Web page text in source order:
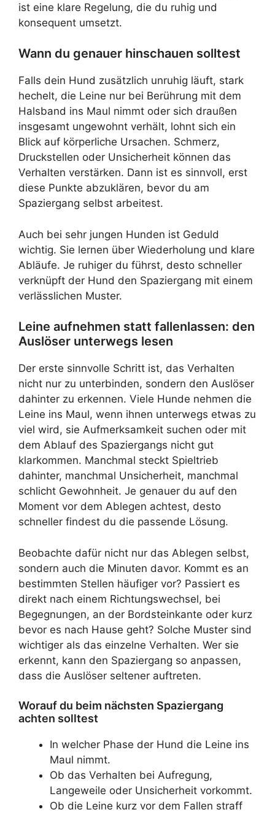
ist eine klare Regelung, die du ruhig und
konsequent umsetzt.
Wann du genauer hinschauen solltest
Falls dein Hund zusätzlich unruhig läuft, stark
hechelt, die Leine nur bei Berührung mit dem
Halsband ins Maul nimmt oder sich draußen
insgesamt ungewohnt verhält, lohnt sich ein
Blick auf körperliche Ursachen. Schmerz,
Druckstellen oder Unsicherheit können das
Verhalten verstärken. Dann ist es sinnvoll, erst
diese Punkte abzuklären, bevor du am
Spaziergang selbst arbeitest.
Auch bei sehr jungen Hunden ist Geduld
wichtig. Sie lernen über Wiederholung und klare
Abläufe. Je ruhiger du führst, desto schneller
verknüpft der Hund den Spaziergang mit einem
verlässlichen Muster.
Leine aufnehmen statt fallenlassen: den
Auslöser unterwegs lesen
Der erste sinnvolle Schritt ist, das Verhalten
nicht nur zu unterbinden, sondern den Auslöser
dahinter zu erkennen. Viele Hunde nehmen die
Leine ins Maul, wenn ihnen unterwegs etwas zu
viel wird, sie Aufmerksamkeit suchen oder mit
dem Ablauf des Spaziergangs nicht gut
klarkommen. Manchmal steckt Spieltrieb
dahinter, manchmal Unsicherheit, manchmal
schlicht Gewohnheit. Je genauer du auf den
Moment vor dem Ablegen achtest, desto
schneller findest du die passende Lösung.
Beobachte dafür nicht nur das Ablegen selbst,
sondern auch die Minuten davor. Kommt es an
bestimmten Stellen häufiger vor? Passiert es
direkt nach einem Richtungswechsel, bei
Begegnungen, an der Bordsteinkante oder kurz
bevor es nach Hause geht? Solche Muster sind
wichtiger als das einzelne Verhalten. Wer sie
erkennt, kann den Spaziergang so anpassen,
dass die Auslöser seltener auftreten.
Worauf du beim nächsten Spaziergang
achten solltest
In welcher Phase der Hund die Leine ins
Maul nimmt.
Ob das Verhalten bei Aufregung,
Langeweile oder Unsicherheit vorkommt.
Ob die Leine kurz vor dem Fallen straff